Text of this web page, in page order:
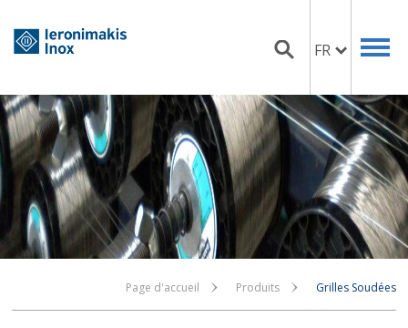
FR
Page d'accueil Produits Grilles Soudées